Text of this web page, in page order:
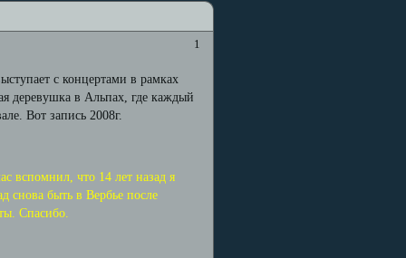
1
с концертами в рамках
деревушка в Альпах, где каждый
Вот запись 2008г.
вспомнил, что 14 лет назад я
снова быть в Вербье после
Спасибо.